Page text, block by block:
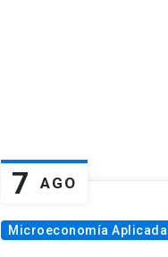
7 AGO
Microeconomía Aplicada